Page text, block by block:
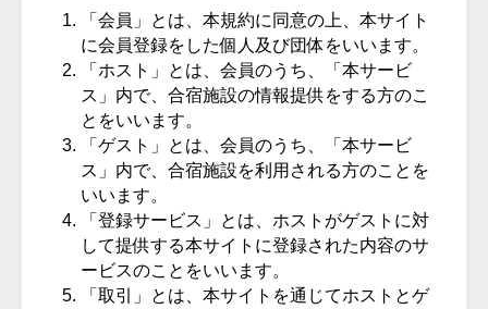
「会員」とは、本規約に同意の上、本サイト
に会員登録をした個人及び団体をいいます。
「ホスト」とは、会員のうち、「本サービ
ス」内で、合宿施設の情報提供をする方のこ
とをいいます。
「ゲスト」とは、会員のうち、「本サービ
ス」内で、合宿施設を利用される方のことを
いいます。
「登録サービス」とは、ホストがゲストに対
して提供する本サイトに登録された内容のサ
ービスのことをいいます。
「取引」とは、本サイトを通じてホストとゲ